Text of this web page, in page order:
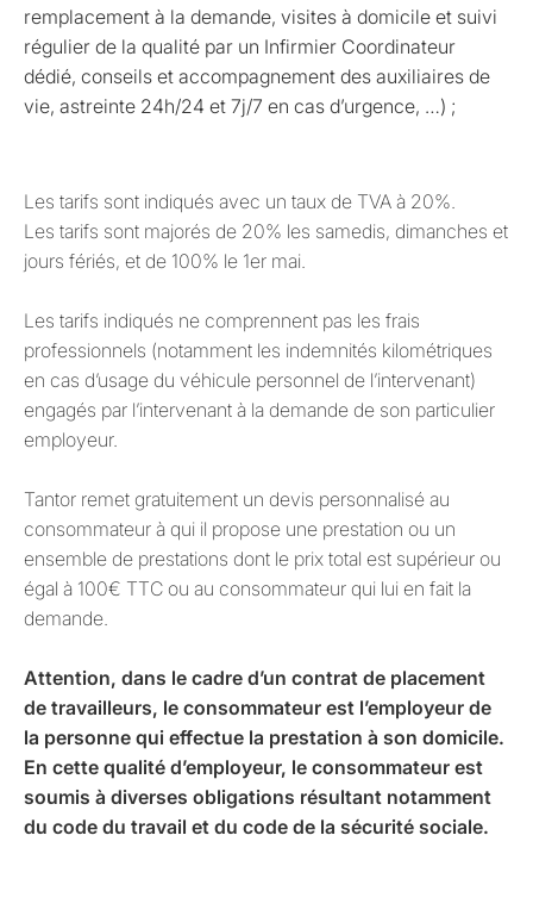
remplacement à la demande, visites à domicile et suivi
régulier de la qualité par un Infirmier Coordinateur
dédié, conseils et accompagnement des auxiliaires de
vie, astreinte 24h/24 et 7j/7 en cas d’urgence, …) ;
Les tarifs sont indiqués avec un taux de TVA à 20%.
Les tarifs sont majorés de 20% les samedis, dimanches et
jours fériés, et de 100% le 1er mai.
Les tarifs indiqués ne comprennent pas les frais
professionnels (notamment les indemnités kilométriques
en cas d’usage du véhicule personnel de l’intervenant)
engagés par l’intervenant à la demande de son particulier
employeur.
Tantor remet gratuitement un devis personnalisé au
consommateur à qui il propose une prestation ou un
ensemble de prestations dont le prix total est supérieur ou
égal à 100€ TTC ou au consommateur qui lui en fait la
demande.
Attention, dans le cadre d’un contrat de placement
de travailleurs, le consommateur est l’employeur de
la personne qui effectue la prestation à son domicile.
En cette qualité d’employeur, le consommateur est
soumis à diverses obligations résultant notamment
du code du travail et du code de la sécurité sociale.